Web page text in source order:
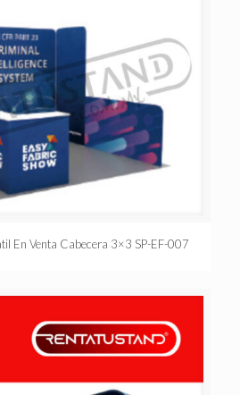
En Venta Cabecera 3×3 SP-EF-007